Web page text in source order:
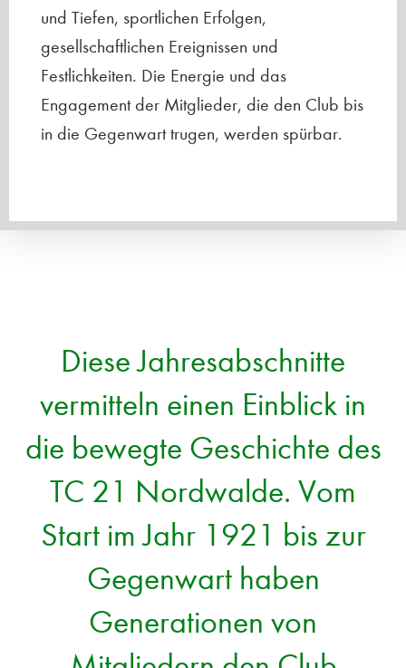
und Tiefen, sportlichen Erfolgen,
gesellschaftlichen Ereignissen und
Festlichkeiten. Die Energie und das
Engagement der Mitglieder, die den Club bis
in die Gegenwart trugen, werden spürbar.
Diese Jahresabschnitte
vermitteln einen Einblick in
die bewegte Geschichte des
TC 21 Nordwalde. Vom
Start im Jahr 1921 bis zur
Gegenwart haben
Generationen von